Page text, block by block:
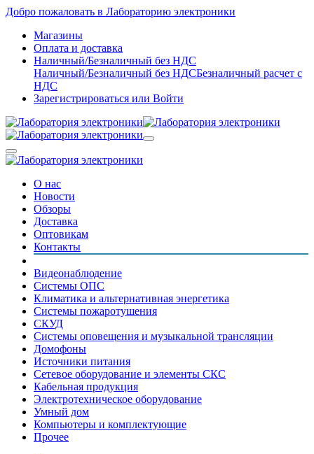
Добро пожаловать в Лабораторию электроники
Магазины
Оплата и доставка
Наличный/Безналичный без НДС
Наличный/Безналичный без НДСБезналичный расчет с
НДС
Зарегистрироваться или Войти
О нас
Новости
Обзоры
Доставка
Оптовикам
Контакты
Видеонаблюдение
Системы ОПС
Климатика и альтернативная энергетика
Системы пожаротушения
СКУД
Системы оповещения и музыкальной трансляции
Домофоны
Источники питания
Сетевое оборудование и элементы СКС
Кабельная продукция
Электротехническое оборудование
Умный дом
Компьютеры и комплектующие
Прочее